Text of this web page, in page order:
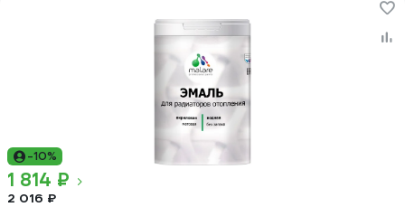
-10%
1 814 ₽
2 016 ₽